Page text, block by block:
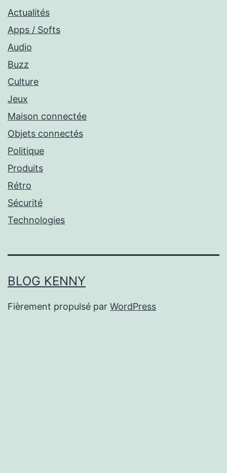
Actualités
Apps / Softs
Audio
Buzz
Culture
Jeux
Maison connectée
Objets connectés
Politique
Produits
Rétro
Sécurité
Technologies
BLOG KENNY
Fièrement propulsé par WordPress